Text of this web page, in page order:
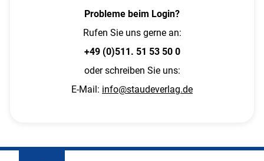
Probleme beim Login?
Rufen Sie uns gerne an:
+49 (0)511. 51 53 50 0
oder schreiben Sie uns:
E-Mail: info@staudeverlag.de